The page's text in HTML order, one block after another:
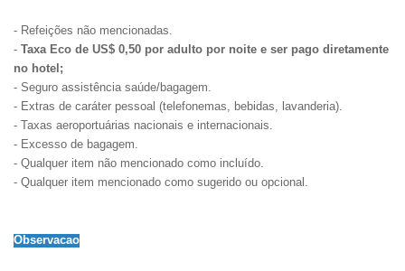
- Refeições não mencionadas.
- Taxa Eco de US$ 0,50 por adulto por noite e ser pago diretamente
no hotel;
- Seguro assistência saúde/bagagem.
- Extras de caráter pessoal (telefonemas, bebidas, lavanderia).
- Taxas aeroportuárias nacionais e internacionais.
- Excesso de bagagem.
- Qualquer item não mencionado como incluído.
- Qualquer item mencionado como sugerido ou opcional.
Observacao